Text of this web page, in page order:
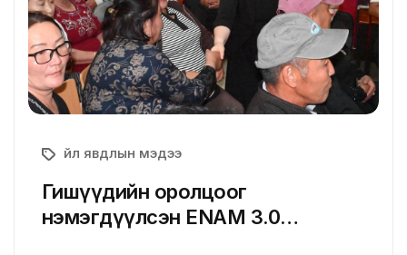
Үйл явдлын мэдээ
Гишүүдийн оролцоог
нэмэгдүүлсэн ENAM 3.0